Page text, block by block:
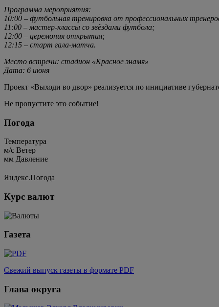
Программа мероприятия:
10:00 – футбольная тренировка от профессиональных
11:00 – мастер-классы со звёздами футбола;
12:00 – церемония открытия;
12:15 – старт гала-матча.
Место встречи: стадион «Красное знамя»
Дата: 6 июня
Проект «Выходи во двор» реализуется по инициативе
Не пропустите это событие!
Погода
Температура
м/c Ветер
мм Давление
Яндекс.Погода
Курс валют
Газета
Свежий выпуск газеты в формате PDF
Глава округа